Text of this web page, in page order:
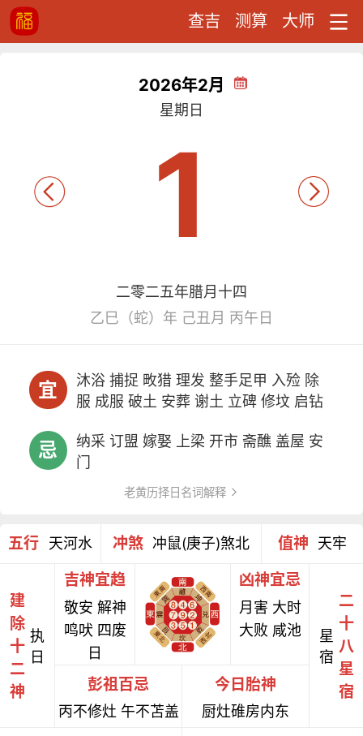
查吉 测算 大师
2026年2月
星期日
1
二零二五年腊月十四
乙巳（蛇）年 己丑月 丙午日
宜
沐浴 捕捉 畋猎 理发 整手足甲 入殓 除
服 成服 破土 安葬 谢土 立碑 修坟 启钻
忌
纳采 订盟 嫁娶 上梁 开市 斋醮 盖屋 安
门
老黄历择日名词解释
五行 天河水 冲煞 冲鼠(庚子)煞北 值神 天牢
建
除
十
二
神
执
日
吉神宜趋
敬安 解神
鸣吠 四废
日
凶神宜忌
月害 大时
大败 咸池
彭祖百忌
丙不修灶 午不苫盖
今日胎神
厨灶碓房内东
星
宿
二
十
八
星
宿